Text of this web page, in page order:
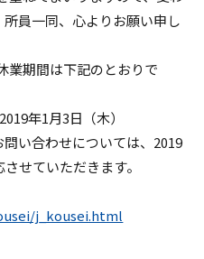
員一同、心よりお願い申し
業期間は下記のとおりで
年1月3日（木）
い合わせについては、2019
せていただきます。
j_kousei.html